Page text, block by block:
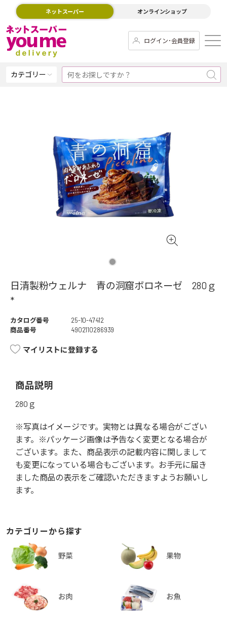
ネットスーパー オンラインショップ
ログイン･会員登録
カテゴリー
日清製粉ウェルナ 青の洞窟ボロネーゼ 280ｇ
*
カタログ番号
25-10-47412
商品番号
4902110286939
マイリストに登録する
商品説明
280ｇ
※写真はイメージです。実物とは異なる場合がござい
ます。※パッケージ画像は予告なく変更となる場合が
ございます。また、商品表示の記載内容に関しまして
も変更になっている場合もございます。お手元に届き
ました商品の表示をご確認いただきますようお願いし
ます。
カテゴリーから探す